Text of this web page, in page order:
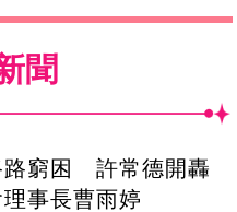
聞
路窮困 許常德開轟
事長曹雨婷